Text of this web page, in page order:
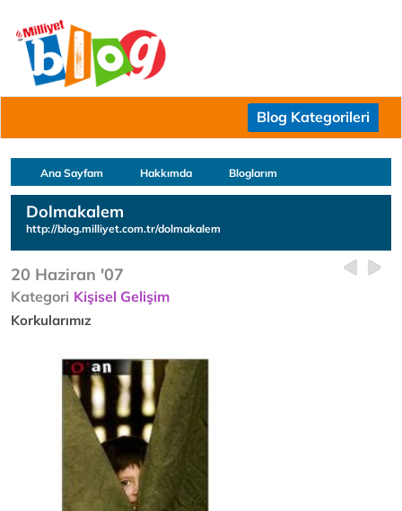
Blog Kategorileri
Ana Sayfam Hakkımda Bloglarım
Dolmakalem
http://blog.milliyet.com.tr/dolmakalem
20 Haziran '07
Kategori Kişisel Gelişim
Korkularımız